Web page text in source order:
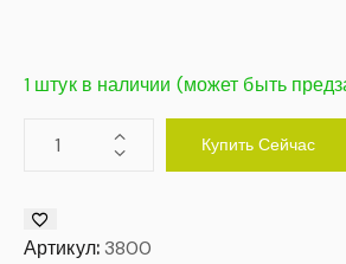
1 штук в наличии (может быть
Купить Сейчас
Артикул: 3800